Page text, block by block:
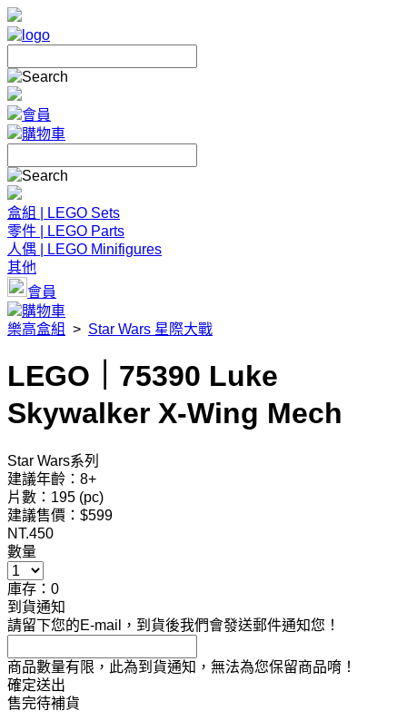
會員
購物車
盒組 | LEGO Sets
零件 | LEGO Parts
人偶 | LEGO Minifigures
其他
會員
購物車
樂高盒組 > Star Wars 星際大戰
LEGO｜75390 Luke
Skywalker X-Wing Mech
Star Wars系列
建議年齡：8+
片數：195 (pc)
建議售價：$599
NT.450
數量
庫存：0
到貨通知
請留下您的E-mail，到貨後我們會發送郵件通知您！
商品數量有限，此為到貨通知，無法為您保留商品唷！
確定送出
售完待補貨